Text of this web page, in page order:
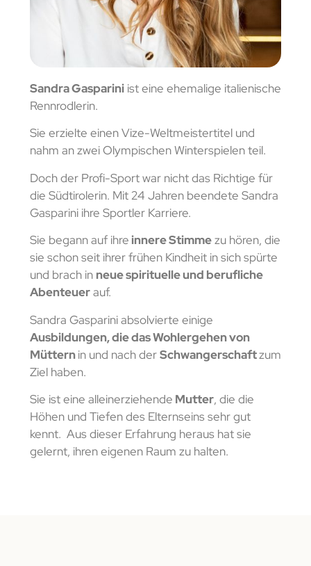
Sandra Gaspariniist eine ehemalige italienische
Rennrodlerin.
Sie erzielte einen Vize-Weltmeistertitel und
nahm an zwei Olympischen Winterspielen teil.
Doch der Profi-Sport war nicht das Richtige für
die Südtirolerin. Mit 24 Jahren beendete Sandra
Gasparini ihre Sportler Karriere.
Sie begann auf ihre innere Stimmezu hören, die
sie schon seit ihrer frühen Kindheit in sich spürte
und brach in neue spirituelle und berufliche
Abenteuerauf.
Sandra Gasparini absolvierte einige
Ausbildungen, die das Wohlergehen von
Mütternin und nach derSchwangerschaftzum
Ziel haben.
Sie ist eine alleinerziehende Mutter, die die
Höhen und Tiefen des Elternseins sehr gut
kennt. Aus dieser Erfahrung heraus hat sie
gelernt, ihren eigenen Raum zu halten.